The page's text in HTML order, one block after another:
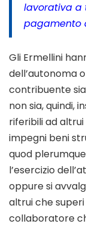
lavorativa a
pagamento
Gli Ermellini
dell’autonoma
contribuente
non sia, quindi,
riferibili ad
impegni beni
quod
l’esercizio
oppure si
altrui che superi
collaboratore